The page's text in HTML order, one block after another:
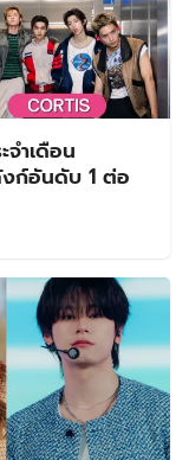
ำเดือน
ก์อันดับ 1 ต่อ